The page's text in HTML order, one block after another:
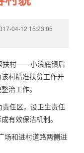
04-12 15:23:05
扶村——小浪底镇后
村精准扶贫工作开
治工作。
任区，设卫生责任
有效保洁机制。
场和进村道路两侧进